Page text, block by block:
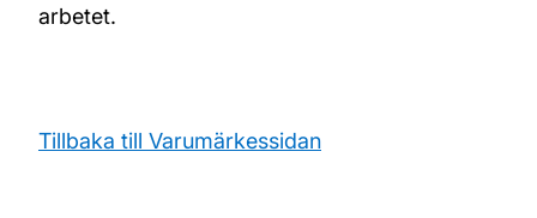
arbetet.
Tillbaka till Varumärkessidan